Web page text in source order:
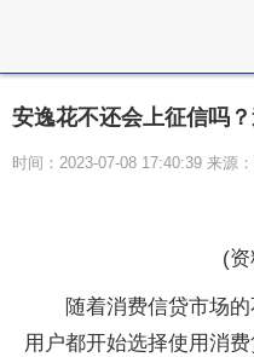
安逸花不还会上征信吗
时间：2023-07-08 17:40:39 来源
(
随着消费信贷市场
用户都开始选择使用消